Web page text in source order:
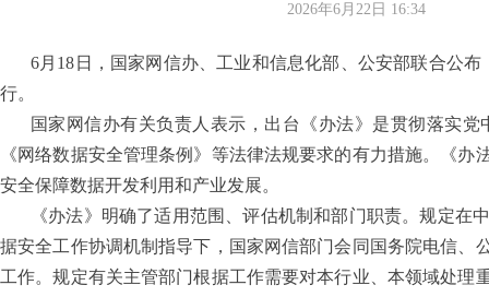
6月18日，国家网信办、工业和信息化部、公安部联合公
行。
国家网信办有关负责人表示，出台《办法》是贯彻落实
《网络数据安全管理条例》等法律法规要求的有力措施。《
安全保障数据开发利用和产业发展。
《办法》明确了适用范围、评估机制和部门职责。规定
据安全工作协调机制指导下，国家网信部门会同国务院电信
工作。规定有关主管部门根据工作需要对本行业、本领域处
2026年6月22日 16:34